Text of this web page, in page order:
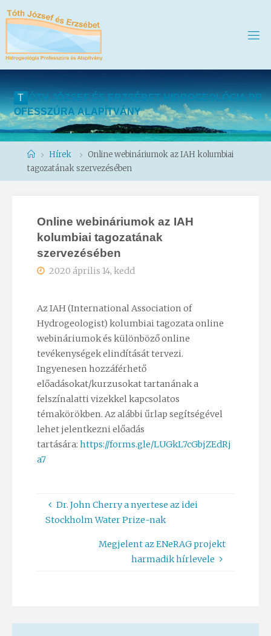
T ÓT H J ÓZS E F ÉS E RZSÉ BET H DROG EOLÓG A P R
OFESSZÚ RA ALAPÍTVÁNY
HomeHírek
Online webináriumok az IAH kolumbiai
tagozatának szervezésében
Online webináriumok az IAH
kolumbiai tagozatának
szervezésében
2020 április 14, kedd
Az IAH (International Association of
Hydrogeologist) kolumbiai tagozata online
webináriumok és különböző online
tevékenységek elindítását tervezi.
Ingyenesen hozzáférhető
előadásokat/kurzusokat tartanának a
felszínalatti vizekkel kapcsolatos
témakörökben. Az alábbi űrlap segítségével
lehet jelentkezni előadás
tartására: https://forms.gle/LUGkL7cGbjZEdRj
a7
Dr. John Cherry a nyertese az idei
Stockholm Water Prize-nak
Megjelent az ENeRAG projekt
harmadik hírlevele